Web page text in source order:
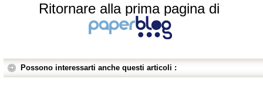
Ritornare alla prima pagina di
Possono interessarti anche questi articoli :